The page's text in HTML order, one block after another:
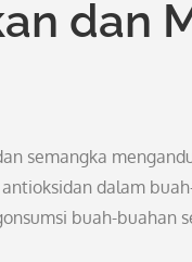
dan
semangka
dalam
buah-